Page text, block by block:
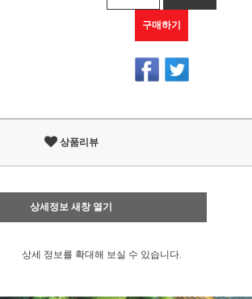
구매하기
상품리뷰
상세정보 새창 열기
상세 정보를 확대해 보실 수 있습니다.